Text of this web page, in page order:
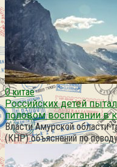
О китае
Российских детей
половом воспитании в
Власти Амурской области
(КНР) объяснений по